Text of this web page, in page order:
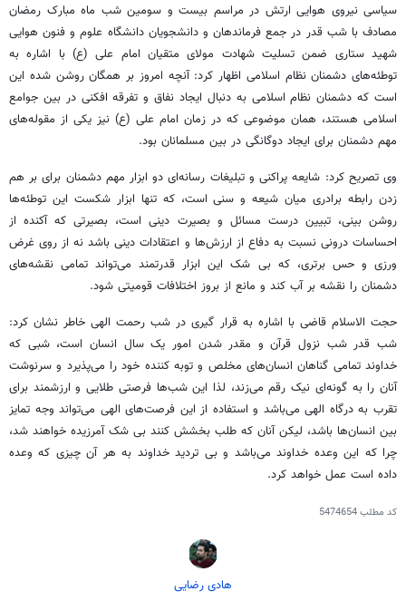
سیاسی نیروی هوایی ارتش در مراسم بیست و سومین شب ماه مبارک رمضان
مصادف با شب قدر در جمع فرماندهان و دانشجویان دانشگاه علوم و فنون هوایی
شهید ستاری ضمن تسلیت شهادت مولای متقیان امام علی (ع) با اشاره به
توطئه‌های دشمنان نظام اسلامی اظهار کرد: آنچه امروز بر همگان روشن شده این
است که دشمنان نظام اسلامی به دنبال ایجاد نفاق و تفرقه افکنی در بین جوامع
اسلامی هستند، همان موضوعی که در زمان امام علی (ع) نیز یکی از مقوله‌های
مهم دشمنان برای ایجاد دوگانگی در بین مسلمانان بود.
وی تصریح کرد: شایعه پراکنی و تبلیغات رسانه‌ای دو ابزار مهم دشمنان برای بر هم
زدن رابطه برادری میان شیعه و سنی است، که تنها ابزار شکست این توطئه‌ها
روشن بینی، تبیین درست مسائل و بصیرت دینی است، بصیرتی که آکنده از
احساسات درونی نسبت به دفاع از ارزش‌ها و اعتقادات دینی باشد نه از روی غرض
ورزی و حس برتری، که بی شک این ابزار قدرتمند می‌تواند تمامی نقشه‌های
دشمنان را نقشه بر آب کند و مانع از بروز اختلافات قومیتی شود.
حجت الاسلام قاضی با اشاره به قرار گیری در شب رحمت الهی خاطر نشان کرد:
شب قدر شب نزول قرآن و مقدر شدن امور یک سال انسان است، شبی که
خداوند تمامی گناهان انسان‌های مخلص و توبه کننده خود را می‌پذیرد و سرنوشت
آنان را به گونه‌ای نیک رقم می‌زند، لذا این شب‌ها فرصتی طلایی و ارزشمند برای
تقرب به درگاه الهی می‌باشد و استفاده از این فرصت‌های الهی می‌تواند وجه تمایز
بین انسان‌ها باشد، لیکن آنان که طلب بخشش کنند بی شک آمرزیده خواهند شد،
چرا که این وعده خداوند می‌باشد و بی تردید خداوند به هر آن چیزی که وعده
داده است عمل خواهد کرد.
کد مطلب5474654
هادی رضایی